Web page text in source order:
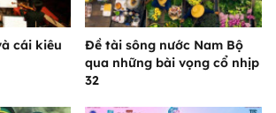
cái kiêu
Đề tài sông nước Nam Bộ
qua những bài vọng cổ nhịp
32